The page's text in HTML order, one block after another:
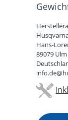
Hans-
89079 Ulm